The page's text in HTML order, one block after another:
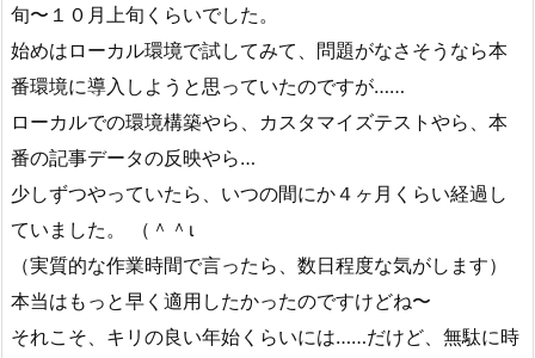
旬〜１０月上旬くらいでした。
始めはローカル環境で試してみて、問題がなさそうなら本
番環境に導入しようと思っていたのですが……
ローカルでの環境構築やら、カスタマイズテストやら、本
番の記事データの反映やら…
少しずつやっていたら、いつの間にか４ヶ月くらい経過し
ていました。 （＾＾ι
（実質的な作業時間で言ったら、数日程度な気がします）
本当はもっと早く適用したかったのですけどね〜
それこそ、キリの良い年始くらいには……だけど、無駄に時